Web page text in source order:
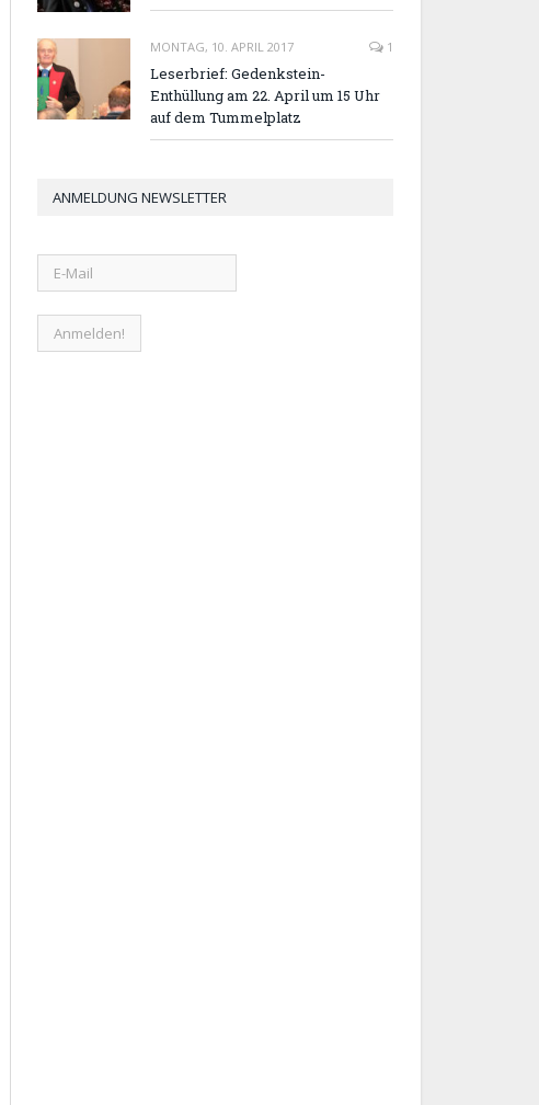
MONTAG, 10. APRIL 2017 1
Leserbrief: Gedenkstein-
Enthüllung am 22. April um 15 Uhr
auf dem Tummelplatz
ANMELDUNG NEWSLETTER